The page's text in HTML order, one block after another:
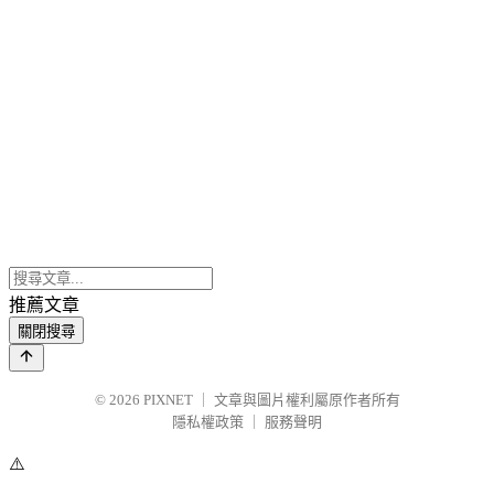
推薦文章
關閉搜尋
© 2026 PIXNET
文章與圖片權利屬原作者所有
隱私權政策
服務聲明
⚠️